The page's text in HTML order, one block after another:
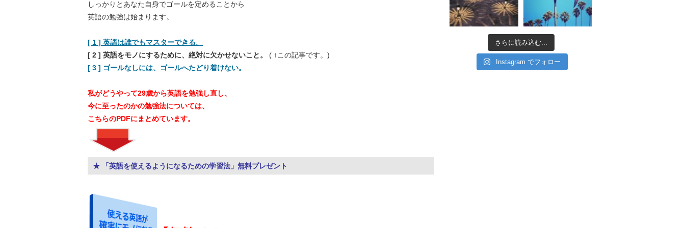
しっかりとあなた自身でゴールを定めることから
英語の勉強は始まります。
[ 1 ] 英語は誰でもマスターできる。
[ 2 ] 英語をモノにするために、絶対に欠かせないこと。
( ↑この記事です。)
[ 3 ] ゴールなしには、ゴールへたどり着けない。
私がどうやって29歳から英語を勉強し直し、
今に至ったのかの勉強法については、
こちらのPDFにまとめています。
★ 「英語を使えるようになるための学習法」無料プレゼント
さらに読み込む...
Instagram でフォロー